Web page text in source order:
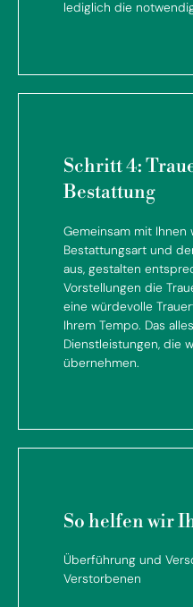
lediglich die
Schritt 4:
Bestattung
Gemeinsam mit Ihnen
Bestattungsart und
aus, gestalten
Vorstellungen die
eine würdevolle
Ihrem Tempo. Das
Dienstleistungen, die
übernehmen.
So helfen wir
Überführung und
Verstorbenen